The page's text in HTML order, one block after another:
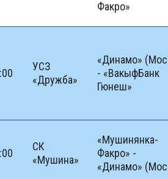
Факро»
УСЗ
«Дружба»
«Динамо»
- «ВакыфБанк
Гюнеш»
СК
«Мушина»
«Мушинянка-
Факро» -
«Динамо»